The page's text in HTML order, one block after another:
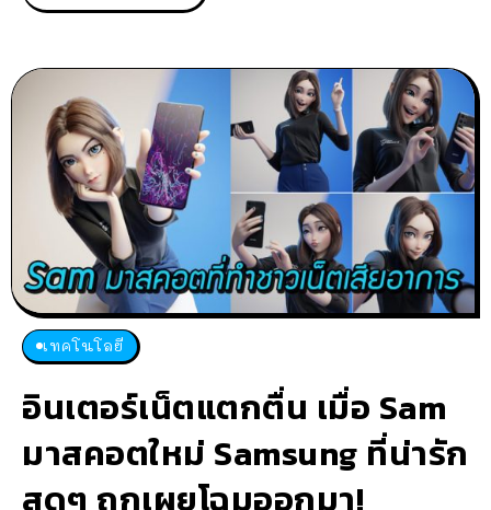
เทคโนโลยี
อินเตอร์เน็ตแตกตื่น เมื่อ Sam
มาสคอตใหม่ Samsung ที่น่ารัก
สุดๆ ถูกเผยโฉมออกมา!